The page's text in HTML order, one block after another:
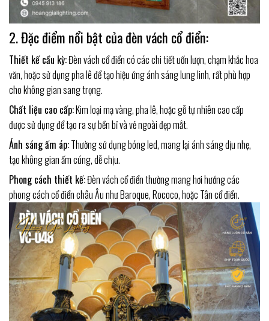
2. Đặc điểm nổi bật của đèn vách cổ điển:
Thiết kế cầu kỳ:Đèn vách cổ điển có các chi tiết uốn lượn, chạm khắc hoa
văn, hoặc sử dụng pha lê để tạo hiệu ứng ánh sáng lung linh, rất phù hợp
cho không gian sang trọng.
Chất liệu cao cấp:Kim loại mạ vàng, pha lê, hoặc gỗ tự nhiên cao cấp
được sử dụng để tạo ra sự bền bỉ và vẻ ngoài đẹp mắt.
Ánh sáng ấm áp:Thường sử dụng bóng led, mang lại ánh sáng dịu nhẹ,
tạo không gian ấm cúng, dễ chịu.
Phong cách thiết kế:Đèn vách cổ điển thường mang hơi hướng các
phong cách cổ điển châu Âu như Baroque, Rococo, hoặc Tân cổ điển.